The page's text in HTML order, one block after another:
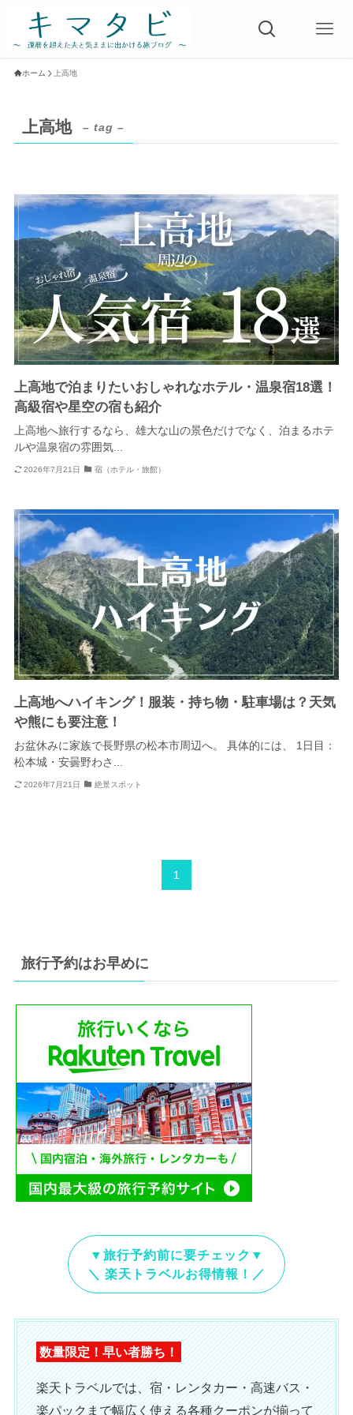
ホーム 上高地
上高地 – tag –
上高地で泊まりたいおしゃれなホテル・温泉宿18選！
高級宿や星空の宿も紹介
上高地へ旅行するなら、雄大な山の景色だけでなく、泊まるホテ
ルや温泉宿の雰囲気...
2026年7月21日 宿（ホテル・旅館）
上高地へハイキング！服装・持ち物・駐車場は？天気
や熊にも要注意！
お盆休みに家族で長野県の松本市周辺へ。 具体的には、 1日目：
松本城・安曇野わさ...
2026年7月21日 絶景スポット
1
旅行予約はお早めに
▼旅行予約前に要チェック▼
＼ 楽天トラベルお得情報！／
数量限定！早い者勝ち！
楽天トラベルでは、宿・レンタカー・高速バス・
楽パックまで幅広く使える各種クーポンが揃って